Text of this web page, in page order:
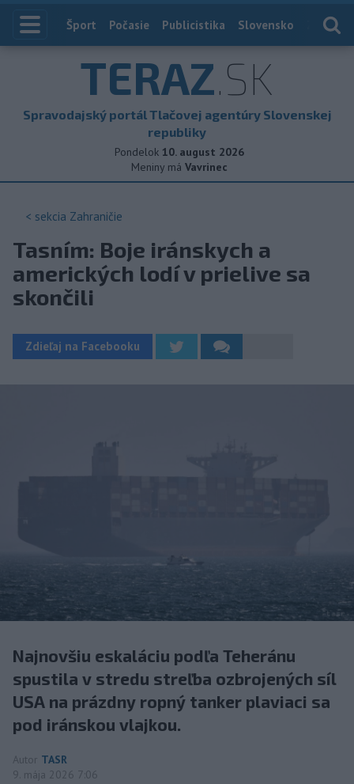
Index
Šport Počasie Publicistika Slovensko
TERAZ.SK
Spravodajský portál Tlačovej agentúry Slovenskej
republiky
Pondelok 10. august 2026
Meniny má Vavrinec
< sekcia Zahraničie
Tasním: Boje iránskych a
amerických lodí v prielive sa
skončili
Zdieľaj na Facebooku
Najnovšiu eskaláciu podľa Teheránu
spustila v stredu streľba ozbrojených síl
USA na prázdny ropný tanker plaviaci sa
pod iránskou vlajkou.
Autor TASR
9. mája 2026 7:06